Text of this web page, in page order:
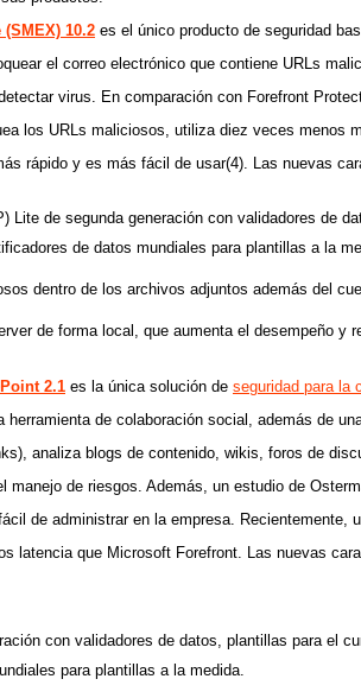
10.2 es el único producto de seguridad
el correo electrónico que contiene URLs
virus. En comparación con Forefront
los URLs maliciosos, utiliza diez veces menos
rápido y es más fácil de usar(4). Las nuevas
Lite de segunda generación con validadores de
de datos mundiales para plantillas a la
dentro de los archivos adjuntos además del
de forma local, que aumenta el desempeño y
2.1 es la única solución de seguridad para la
herramienta de colaboración social, además de
analiza blogs de contenido, wikis, foros de
manejo de riesgos. Además, un estudio de
de administrar en la empresa. Recientemente,
latencia que Microsoft Forefront. Las nuevas
con validadores de datos, plantillas para el
para plantillas a la medida.